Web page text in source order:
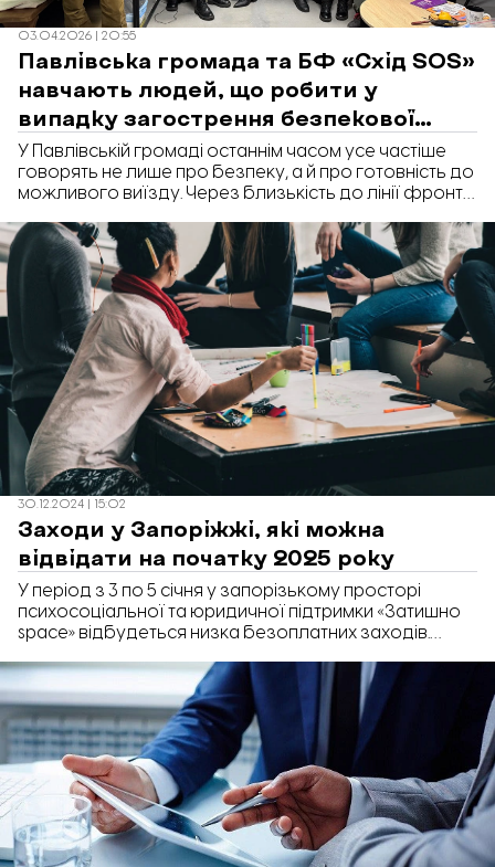
03.04.2026 | 20:55
Павлівська громада та БФ «Схід SOS»
навчають людей, що робити у
випадку загострення безпекової
ситуації. Як влаштований процес
У Павлівській громаді останнім часом усе частіше
говорять не лише про безпеку, а й про готовність до
можливого виїзду. Через близькість до лінії фронту
влада разом із благодійниками напрацьовує чіткий
план дій на випадок евакуації. Журналісти
«Відбудови.Запоріжжя» з’ясували, як саме
вибудовують цю систему і яку роль у цьому відіграє
БФ «Схід SOS».
30.12.2024 | 15:02
Заходи у Запоріжжі, які можна
відвідати на початку 2025 року
У період з 3 по 5 січня у запорізькому просторі
психосоціальної та юридичної підтримки «Затишно
space» відбудеться низка безоплатних заходів.